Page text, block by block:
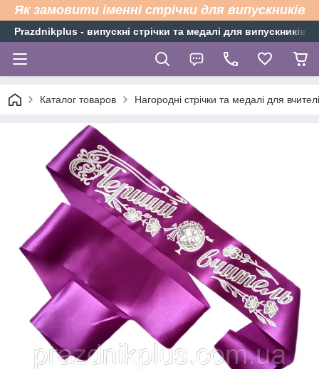
Як замовити іменні стрічки для випускників
Рrazdnikplus - випускні стрічки та медалі для випускників
Каталог товаров Нагородні стрічки та медалі для